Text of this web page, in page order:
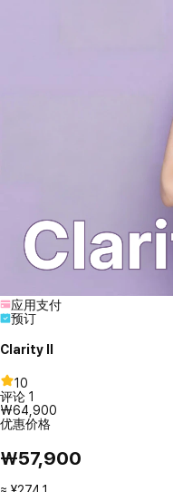
应用支付
预订
Clarity II
10
评论 1
₩64,900
优惠价格
₩57,900